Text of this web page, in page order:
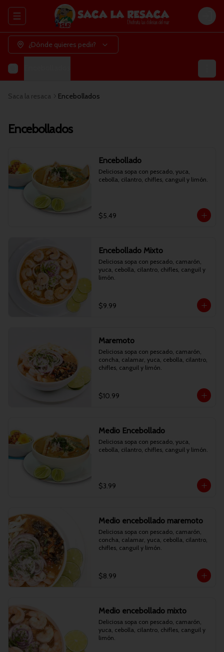
Abrir menu de navegación Login
¿Dónde quieres pedir?
Saca la resaca Encebollados
Encebollados
Encebollado
Deliciosa sopa con pescado, yuca,
cebolla, cilantro, chifles, canguil y limón.
$5.49
Encebollado Mixto
Deliciosa sopa con pescado, camarón,
yuca, cebolla, cilantro, chifles, canguil y
limón.
$9.99
Maremoto
Deliciosa sopa con pescado, camarón,
concha, calamar, yuca, cebolla, cilantro,
chifles, canguil y limón.
$10.99
Medio Encebollado
Deliciosa sopa con pescado, yuca,
cebolla, cilantro, chifles, canguil y limón.
$3.99
Medio encebollado maremoto
Deliciosa sopa con pescado, camarón,
concha, calamar, yuca, cebolla, cilantro,
chifles, canguil y limón.
$8.99
Medio encebollado mixto
Deliciosa sopa con pescado, camarón,
yuca, cebolla, cilantro, chifles, canguil y
limón.